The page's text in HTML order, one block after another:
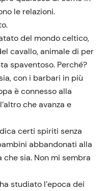
le relazioni.
del mondo celtico,
cavallo, animale di per
spaventoso. Perché?
con i barbari in più
è connesso alla
che avanza e
certi spiriti senza
abbandonati alla
sia. Non mi sembra
studiato l’epoca dei